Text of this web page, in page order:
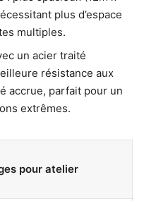
plus d’espace
multiples.
un acier traité
résistance aux
accrue, parfait pour un
extrêmes.
pour atelier